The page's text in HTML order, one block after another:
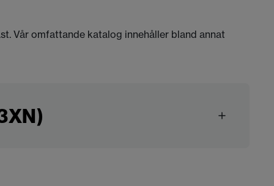
Vår omfattande katalog innehåller bland annat